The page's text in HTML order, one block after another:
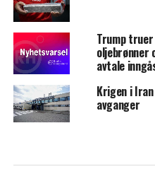
Trump
oljebrønner
avtale
Krigen i
avganger